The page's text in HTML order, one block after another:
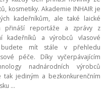
kosmetiky. Akademie INHAIR je
kadeřníkům, ale také laické
přináší reportáže a zprávy z
kadeřníků a výrobců vlasové
budete mít stále v přehledu
péče. Díky vyčerpávajícím
nadnárodních výrobců
jediným a bezkonkurenčním
...